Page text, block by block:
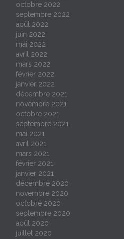
octobre 2022
septembre 2022
août 2022
juin 2022
mai 2022
avril 2022
mars 2022
février 2022
janvier 2022
décembre 2021
novembre 2021
octobre 2021
septembre 2021
mai 2021
avril 2021
mars 2021
février 2021
janvier 2021
décembre 2020
novembre 2020
octobre 2020
septembre 2020
août 2020
juillet 2020